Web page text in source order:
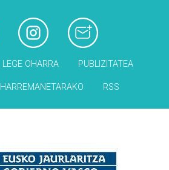
LEGE OHARRA PUBLIZITATEA
HARREMANETARAKO RSS